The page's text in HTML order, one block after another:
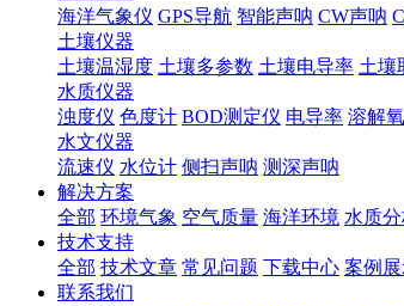
海洋气象仪 GPS导航 智能声呐 CW声呐
土壤仪器
土壤温湿度 土壤多参数 土壤电导率 土壤
水质仪器
浊度仪 色度计 BOD测定仪 电导率 溶解氧
水文仪器
流速仪 水位计 侧扫声呐 测深声呐
解决方案
全部 环境气象 空气质量 海洋环境 水质
技术支持
全部 技术文章 常见问题 下载中心 案例
联系我们